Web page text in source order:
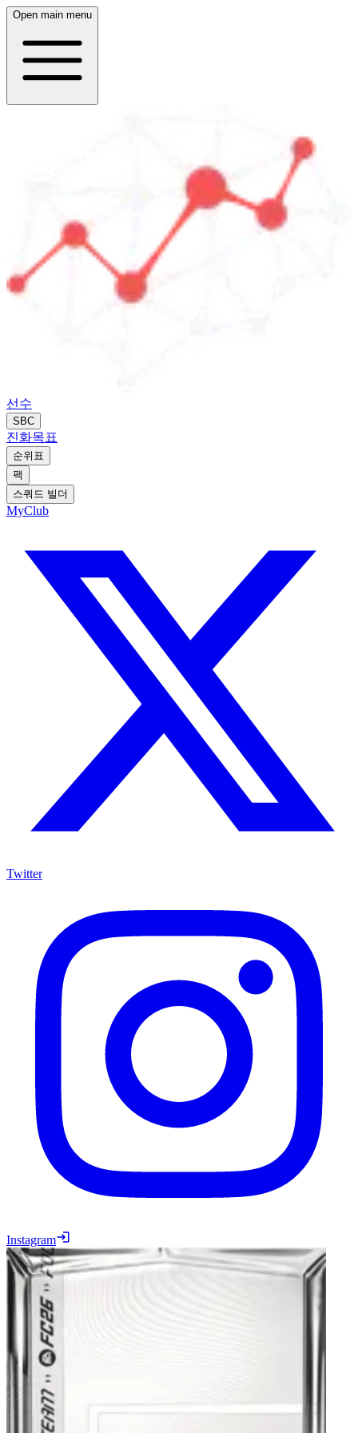
Open main menu
선수
SBC
진화목표
순위표
팩
스쿼드 빌더
MyClub
Twitter
Instagram